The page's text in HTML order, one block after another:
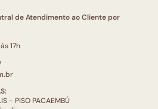
de Atendimento ao Cliente por
17h
- PISO PACAEMBÚ